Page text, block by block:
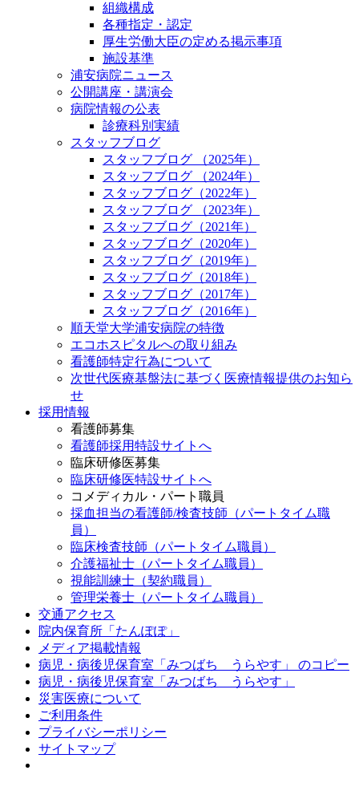
組織構成
各種指定・認定
厚生労働大臣の定める掲示事項
施設基準
浦安病院ニュース
公開講座・講演会
病院情報の公表
診療科別実績
スタッフブログ
スタッフブログ （2025年）
スタッフブログ （2024年）
スタッフブログ（2022年）
スタッフブログ （2023年）
スタッフブログ（2021年）
スタッフブログ（2020年）
スタッフブログ（2019年）
スタッフブログ（2018年）
スタッフブログ（2017年）
スタッフブログ（2016年）
順天堂大学浦安病院の特徴
エコホスピタルへの取り組み
看護師特定行為について
次世代医療基盤法に基づく医療情報提供のお知ら
せ
採用情報
看護師募集
看護師採用特設サイトへ
臨床研修医募集
臨床研修医特設サイトへ
コメディカル・パート職員
採血担当の看護師/検査技師（パートタイム職
員）
臨床検査技師（パートタイム職員）
介護福祉士（パートタイム職員）
視能訓練士（契約職員）
管理栄養士（パートタイム職員）
交通アクセス
院内保育所「たんぽぽ」
メディア掲載情報
病児・病後児保育室「みつばち うらやす」 のコピー
病児・病後児保育室「みつばち うらやす」
災害医療について
ご利用条件
プライバシーポリシー
サイトマップ